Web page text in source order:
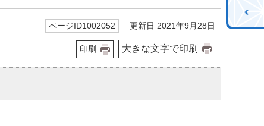
ページID1002052 更新日 2021年9月28日
印刷 大きな文字で印刷